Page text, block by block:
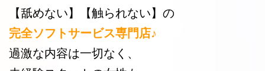
【舐めない】【触られない】の
完全ソフトサービス専門店♪
過激な内容は一切なく、